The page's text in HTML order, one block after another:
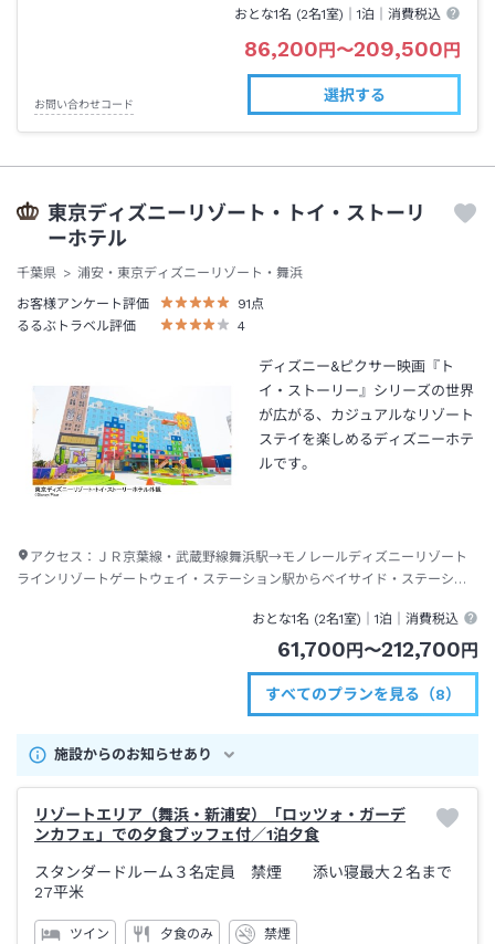
おとな1名 (2名1室)｜1泊 ｜消費税込
86,200 円 〜209,500 円
お問い合わせコード
選択する
東京ディズニーリゾート・トイ・ストーリ
ーホテル
千葉県
浦安・東京ディズニーリゾート・舞浜
お客様アンケート評価
91点
るるぶトラベル評価
4
ディズニー&ピクサー映画『ト
イ・ストーリー』シリーズの世界
が広がる、カジュアルなリゾート
ステイを楽しめるディズニーホテ
ルです。
アクセス： ＪＲ京葉線・武蔵野線舞浜駅→モノレールディズニーリゾート
ラインリゾートゲートウェイ・ステーション駅からベイサイド・ステーショ
おとな1名 (2名1室)｜1泊 ｜消費税込
61,700円〜212,700円
すべてのプランを見る（8）
施設からのお知らせあり
リゾートエリア（舞浜・新浦安）「ロッツォ・ガーデ
ンカフェ」での夕食ブッフェ付／1泊夕食
スタンダードルーム３名定員 禁煙 添い寝最大２名まで
27平米
ツイン 夕食のみ 禁煙